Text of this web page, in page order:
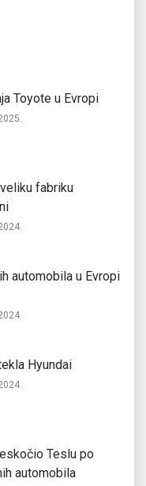
Toyote u Evropi
fabriku
automobila u Evropi
Hyundai
Teslu po
automobila